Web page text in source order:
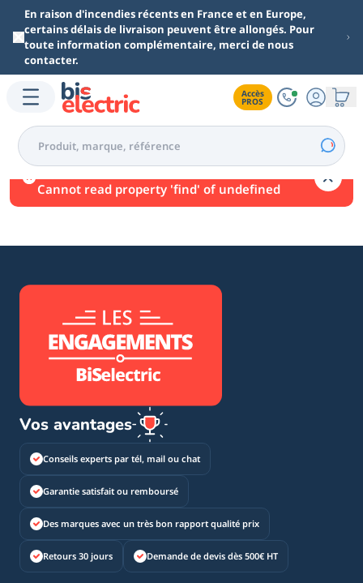
Aller au contenu principal
En raison d'incendies récents en France et en Europe,
certains délais de livraison peuvent être allongés. Pour
toute information complémentaire, merci de nous
contacter.
Accès
PROS
Une erreur est survenue.
Cannot read property 'find' of undefined
Vos avantages
Conseils experts par tél, mail ou chat
Garantie satisfait ou remboursé
Des marques avec un très bon rapport qualité prix
Retours 30 jours Demande de devis dès 500€ HT